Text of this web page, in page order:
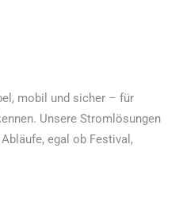
mobil und sicher – für
Unsere Stromlösungen
egal ob Festival,